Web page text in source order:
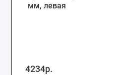
мм, левая
4234р.